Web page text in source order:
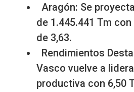
Aragón: Se
de 1.445.441 Tm
de 3,63.
Rendimientos
Vasco vuelve a
productiva con 6,50